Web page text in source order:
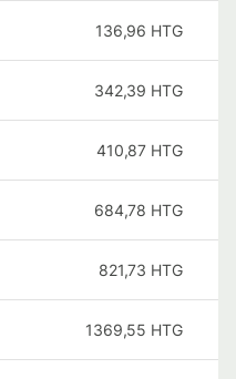
136,96 HTG
342,39 HTG
410,87 HTG
684,78 HTG
821,73 HTG
1369,55 HTG